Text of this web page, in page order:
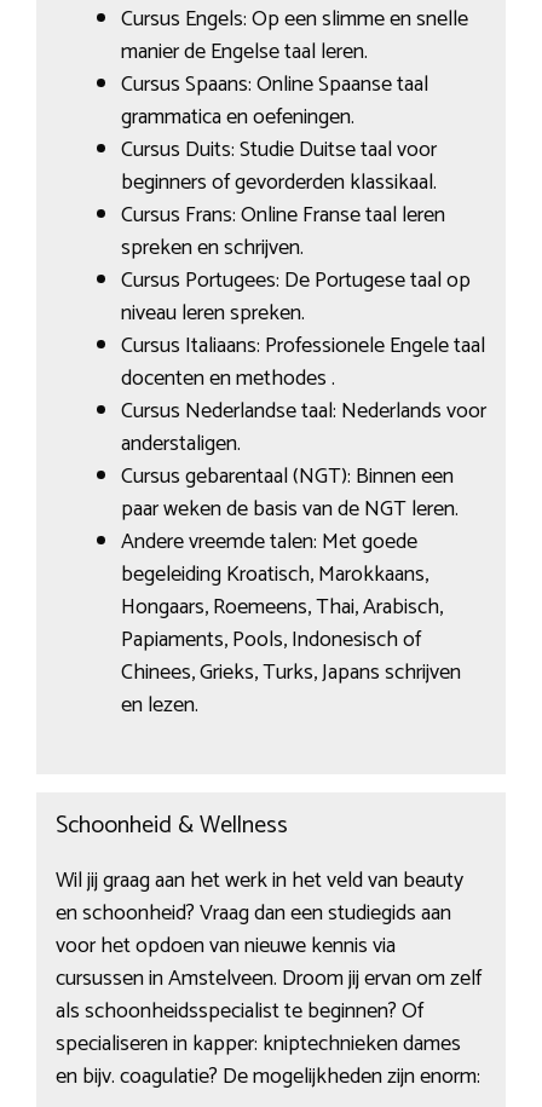
Cursus Engels: Op een slimme en snelle
manier de Engelse taal leren.
Cursus Spaans: Online Spaanse taal
grammatica en oefeningen.
Cursus Duits: Studie Duitse taal voor
beginners of gevorderden klassikaal.
Cursus Frans: Online Franse taal leren
spreken en schrijven.
Cursus Portugees: De Portugese taal op
niveau leren spreken.
Cursus Italiaans: Professionele Engele taal
docenten en methodes .
Cursus Nederlandse taal: Nederlands voor
anderstaligen.
Cursus gebarentaal (NGT): Binnen een
paar weken de basis van de NGT leren.
Andere vreemde talen: Met goede
begeleiding Kroatisch, Marokkaans,
Hongaars, Roemeens, Thai, Arabisch,
Papiaments, Pools, Indonesisch of
Chinees, Grieks, Turks, Japans schrijven
en lezen.
Schoonheid & Wellness
Wil jij graag aan het werk in het veld van beauty
en schoonheid? Vraag dan een studiegids aan
voor het opdoen van nieuwe kennis via
cursussen in Amstelveen. Droom jij ervan om zelf
als schoonheidsspecialist te beginnen? Of
specialiseren in kapper: kniptechnieken dames
en bijv. coagulatie? De mogelijkheden zijn enorm: